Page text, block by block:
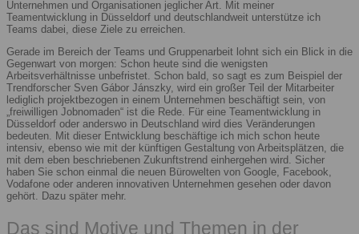
Unternehmen und Organisationen jeglicher Art. Mit meiner
Teamentwicklung in Düsseldorf und deutschlandweit unterstütze ich
Teams dabei, diese Ziele zu erreichen.
Gerade im Bereich der Teams und Gruppenarbeit lohnt sich ein Blick in die
Gegenwart von morgen: Schon heute sind die wenigsten
Arbeitsverhältnisse unbefristet. Schon bald, so sagt es zum Beispiel der
Trendforscher Sven Gábor Jánszky, wird ein großer Teil der Mitarbeiter
lediglich projektbezogen in einem Unternehmen beschäftigt sein, von
„freiwilligen Jobnomaden“ ist die Rede. Für eine Teamentwicklung in
Düsseldorf oder anderswo in Deutschland wird dies Veränderungen
bedeuten. Mit dieser Entwicklung beschäftige ich mich schon heute
intensiv, ebenso wie mit der künftigen Gestaltung von Arbeitsplätzen, die
mit dem eben beschriebenen Zukunftstrend einhergehen wird. Sicher
haben Sie schon einmal die neuen Bürowelten von Google, Facebook,
Vodafone oder anderen innovativen Unternehmen gesehen oder davon
gehört. Dazu später mehr.
Das sind Motive und Themen in der